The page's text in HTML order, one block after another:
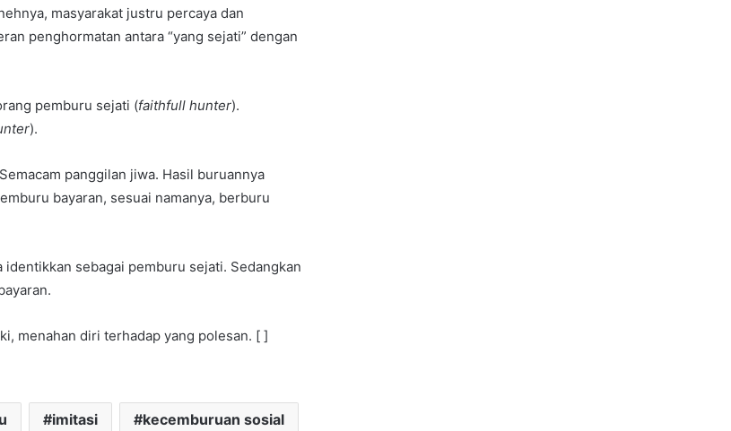
masyarakat justru percaya dan
penghormatan antara “yang sejati” dengan
pemburu sejati (faithfull hunter).
).
panggilan jiwa. Hasil buruannya
bayaran, sesuai namanya, berburu
sebagai pemburu sejati. Sedangkan
menahan diri terhadap yang polesan. [ ]
imitasi kecemburuan sosial